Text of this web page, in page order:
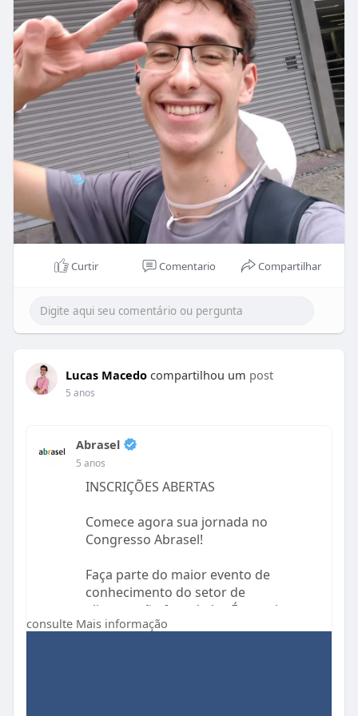
Curtir Comentario Compartilhar
Lucas Macedo compartilhou um post
5 anos
Abrasel
5 anos
INSCRIÇÕES ABERTAS
Comece agora sua jornada no
Congresso Abrasel!
Faça parte do maior evento de
conhecimento do setor de
alimentação fora do lar. É gratuito e
online! 3 dias de palestras exclusivas
consulte Mais informação